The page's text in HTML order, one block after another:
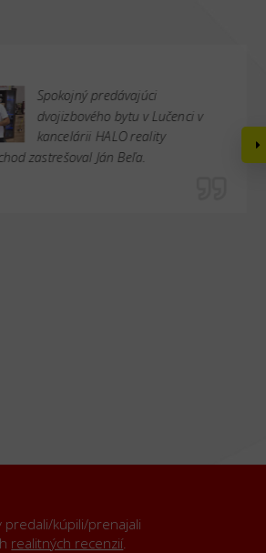
Spokojný predávajúci
dvojizbového bytu v Lučenci v
kancelárii HALO reality
zastrešoval Ján Beľa.
predali/kúpili/prenajali
realitných recenzií.